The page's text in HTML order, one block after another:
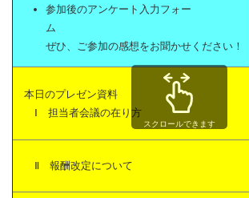
参加後のアンケート入力フォー
ム
ぜひ、ご参加の感想をお聞かせください！
本日のプレゼン資料
Ⅰ 担当者会議の在り方
Ⅱ 報酬改定について
スクロールできます